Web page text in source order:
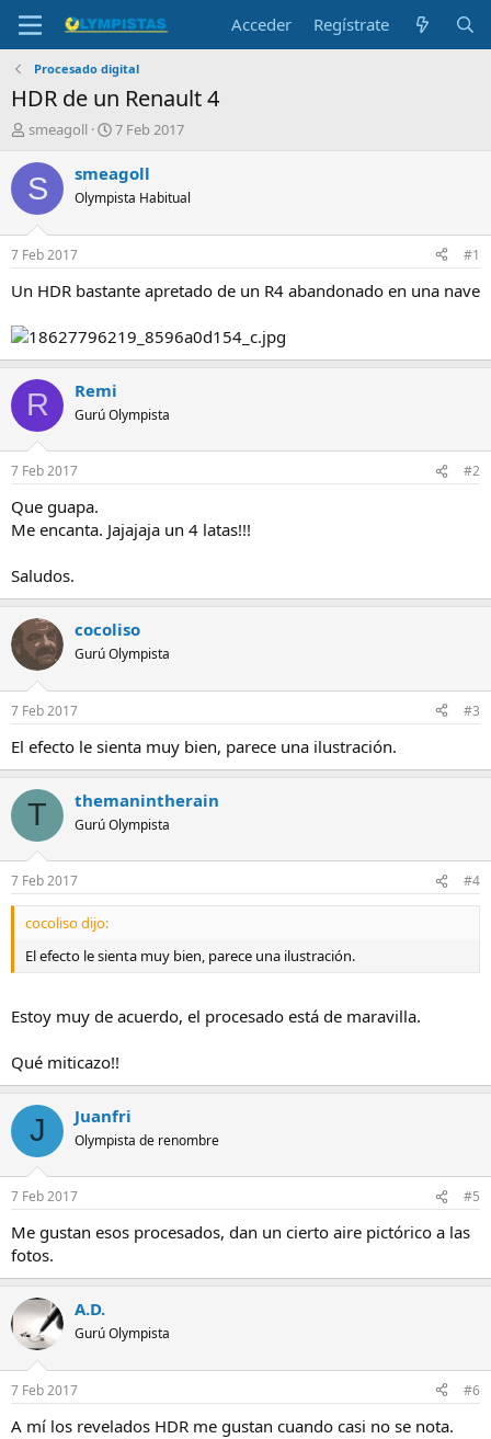
Acceder Regístrate
Procesado digital
HDR de un Renault 4
I
i
c
a
d
o
r
e
l
t
e
m
smeagoll
F
c
h
a
i
n
i
o
7 Feb 2017
S smeagoll
Olympista Habitual
7 Feb 2017 #1
Un HDR bastante apretado de un R4 abandonado en una nave
R Remi
Gurú Olympista
7 Feb 2017 #2
Que guapa.
Me encanta. Jajajaja un 4 latas!!!
Saludos.
cocoliso
Gurú Olympista
7 Feb 2017 #3
El efecto le sienta muy bien, parece una ilustración.
T themanintherain
Gurú Olympista
7 Feb 2017 #4
cocoliso dijo:
El efecto le sienta muy bien, parece una ilustración.
Estoy muy de acuerdo, el procesado está de maravilla.
Qué miticazo!!
J Juanfri
Olympista de renombre
7 Feb 2017 #5
Me gustan esos procesados, dan un cierto aire pictórico a las
fotos.
A.D.
Gurú Olympista
7 Feb 2017 #6
A mí los revelados HDR me gustan cuando casi no se nota.